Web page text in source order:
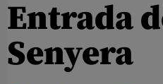
Entrada
Senyera